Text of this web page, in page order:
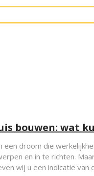
bouwen: wat
een droom die
en in te richten.
wij u een indicatie van